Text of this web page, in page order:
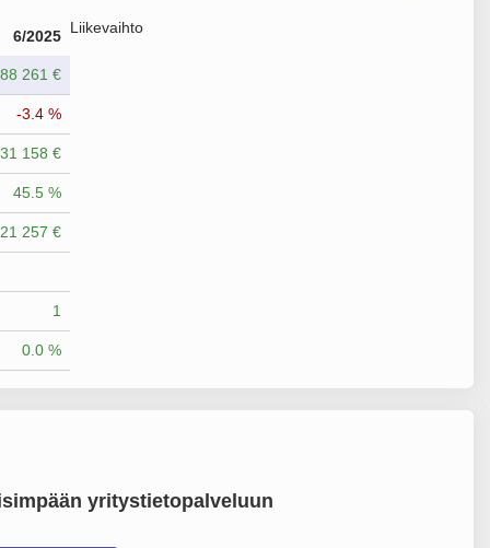
6/2025
261 €
-3.4 %
158 €
45.5 %
257 €
1
0.0 %
Liikevaihto
yritystietopalveluun